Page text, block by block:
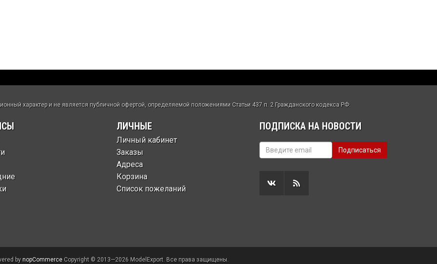
характер и не является публичной офертой, определяемой положениями Статьи 437 п. 2 Гражданского кодекса РФ.
ЛИЧНЫЕ
Личный кабинет
Заказы
Адреса
Корзина
Список пожеланий
ПОДПИСКА НА НОВОСТИ
by nopCommerce Copyright © 2013—2026 ModelExport. Все права защищены.